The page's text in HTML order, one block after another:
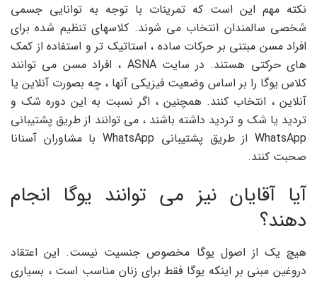
نکته مهم این است که تمرینات با توجه به توانایی جسمی
شخصی سالمندان انتخاب می شوند. کلاسهای تنظیم شده برای
افراد مسن مبتنی بر حرکات ساده ، استاتیک تر و استفاده از کمک
های حرکتی هستند. در سایت ASNA ، افراد مسن می توانند
کلاس یوگا را بر اساس وضعیت فیزیکی آنها ، چه بصورت آنلاین یا
آنلاین ، انتخاب کنند. همچنین ، اگر نسبت به این دوره شک و
تردید یا شک و تردید داشته باشند ، می توانند از طریق پشتیبانی
WhatsApp از طریق پشتیبانی WhatsApp با مشاوران آسنانا
صحبت کنند.
آیا آقایان نیز می توانند یوگا انجام
دهند؟
هیچ یک از اصول یوگا مخصوص جنسیت نیست. این اعتقاد
دروغین مبنی بر اینکه یوگا فقط برای زنان مناسب است ، بسیاری